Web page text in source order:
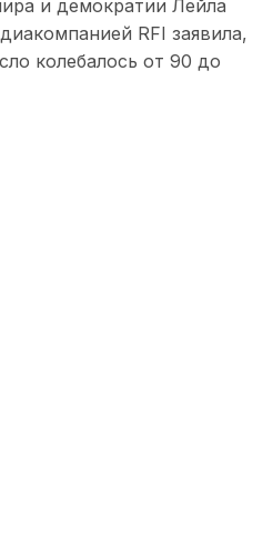
и демократии Лейла
RFI заявила,
колебалось от 90 до